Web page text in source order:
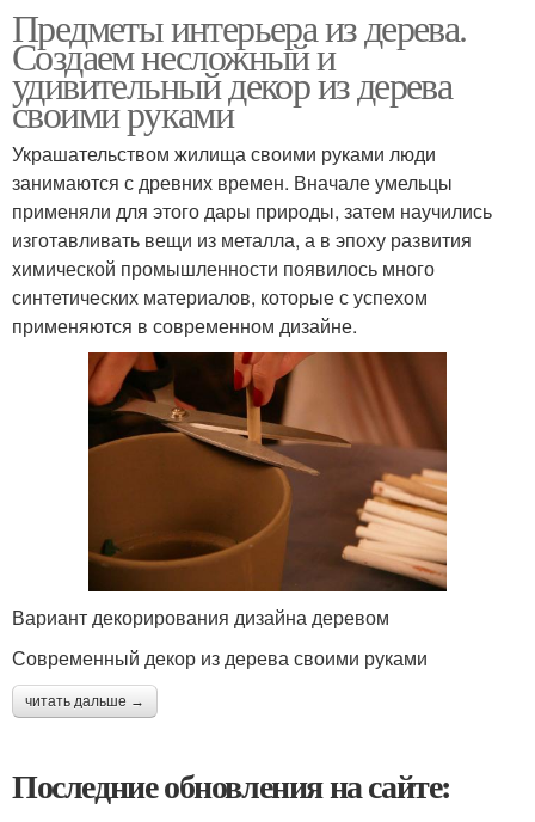
Предметы интерьера из дерева.
Создаем несложный и
удивительный декор из дерева
своими руками
Украшательством жилища своими руками люди
занимаются с древних времен. Вначале умельцы
применяли для этого дары природы, затем научились
изготавливать вещи из металла, а в эпоху развития
химической промышленности появилось много
синтетических материалов, которые с успехом
применяются в современном дизайне.
Вариант декорирования дизайна деревом
Современный декор из дерева своими руками
читать дальше →
Последние обновления на сайте: